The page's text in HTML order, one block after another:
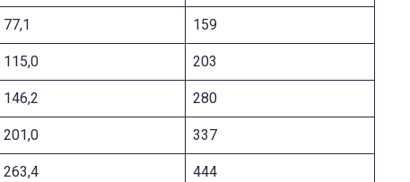
77,1 159
115,0 203
146,2 280
201,0 337
263,4 444